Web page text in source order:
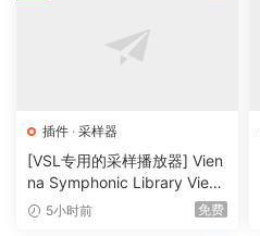
插件 · 采样器
[VSL专用的采样播放器] Vien
na Symphonic Library Vienn
a Synchron Player v1.3.302
5小时前 免费